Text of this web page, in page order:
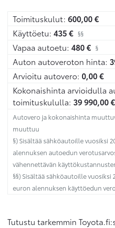
Toimituskulut: 600,00€
Käyttöetu: 435€ §§
Vapaa autoetu: 480€ §
Auton autoveroton hinta:
Arvioitu autovero: 0,00€
Kokonaishinta arvioidulla
toimituskululla: 39 990,00€
Autovero ja kokonaishinta
muuttuu
§) Sisältää sähköautoille vuosiksi
alennuksen autoedun
vähennettävän
§§) Sisältää sähköautoille vuosiksi
euron alennuksen käyttöedun
Tutustu tarkemmin